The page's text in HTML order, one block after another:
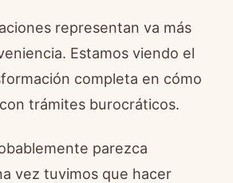
representan va más
Estamos viendo el
completa en cómo
trámites burocráticos.
parezca
vez tuvimos que hacer